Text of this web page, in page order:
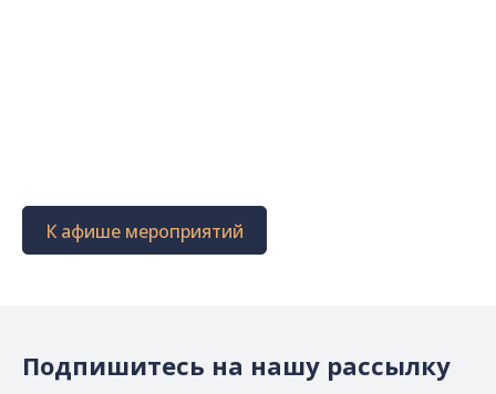
К афише мероприятий
Подпишитесь на нашу рассылку